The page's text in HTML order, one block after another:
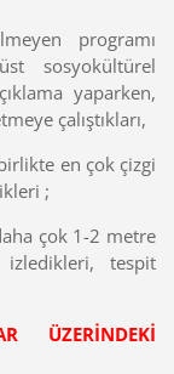
programı
sosyokültürel
yaparken,
çalıştıkları,
en çok çizgi
;
çok 1-2 metre
tespit
ÜZERİNDEKİ